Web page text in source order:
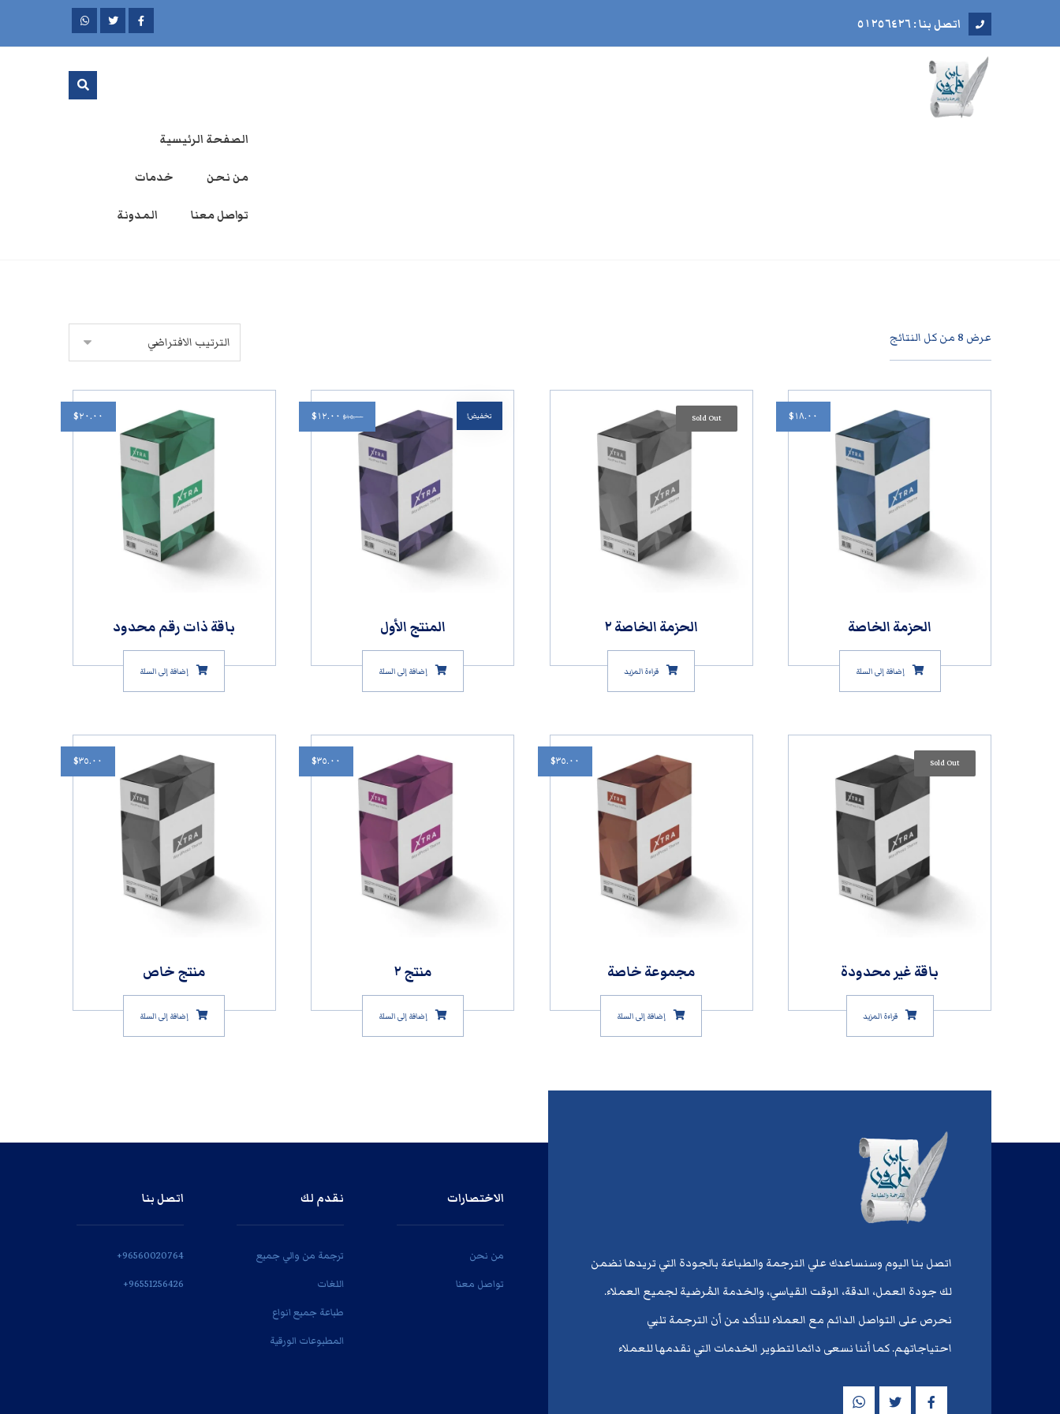
اتصل بنا : ٥١٢٥٦٤٢٦
الصفحة الرئيسية
من نحن خدمات
تواصل معنا المدونة
عرض ⁦8⁩ من كل النتائج
الحزمة الخاصة
$١٨.٠٠
إضافة إلى السلة
الحزمة الخاصة ٢
Sold Out
قراءة المزيد
المنتج الأول
$١٥.٠٠ $١٢.٠٠ تخفيض!
إضافة إلى السلة
باقة ذات رقم محدود
$٢٠.٠٠
إضافة إلى السلة
باقة غير محدودة
Sold Out
قراءة المزيد
مجموعة خاصة
$٣٥.٠٠
إضافة إلى السلة
منتج ٢
$٣٥.٠٠
إضافة إلى السلة
منتج خاص
$٣٥.٠٠
إضافة إلى السلة
اتصل بنا اليوم وسنساعدك علي الترجمة والطباعة بالجودة التي تريدها نضمن
لك جودة العمل، الدقة، الوقت القياسي، والخدمة المُرضية لجميع العملاء.
نحرص على التواصل الدائم مع العملاء للتأكد من أن الترجمة تلبي
احتياجاتهم. كما أننا نسعى دائما لتطوير الخدمات التي نقدمها للعملاء
الاختصارات
من نحن
تواصل معنا
نقدم لك
ترجمة من والي جميع
اللغات
طباعة جميع انواع
المطبوعات الورقية
اتصل بنا
‎+96560020764
‎+96551256426